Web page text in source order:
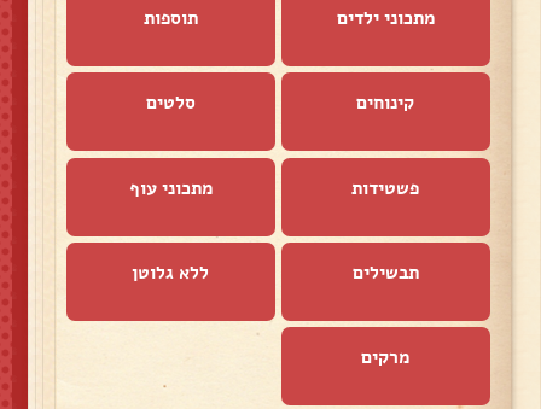
מתכוני ילדים תוספות
קינוחים סלטים
פשטידות מתכוני עוף
תבשילים ללא גלוטן
מרקים